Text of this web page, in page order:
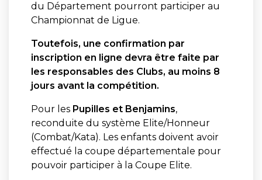
du Département pourront participer au
Championnat de Ligue.
Toutefois, une confirmation par
inscription en ligne devra être faite par
les responsables des Clubs, au moins 8
jours avant la compétition.
Pour les Pupilles et Benjamins,
reconduite du système Elite/Honneur
(Combat/Kata). Les enfants doivent avoir
effectué la coupe départementale pour
pouvoir participer à la Coupe Elite.